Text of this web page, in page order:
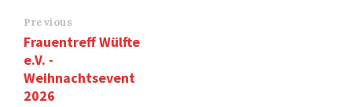
Previous
Frauentreff Wülfte
e.V. -
Weihnachtsevent
2026